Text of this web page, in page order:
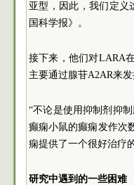
亚型，因此，我们定义
国科学报》。
接下来，他们对LARA
主要通过腺苷A2AR来
“不论是使用抑制剂抑
癫痫小鼠的癫痫发作次
痫提供了一个很好治疗
研究中遇到的一些困难